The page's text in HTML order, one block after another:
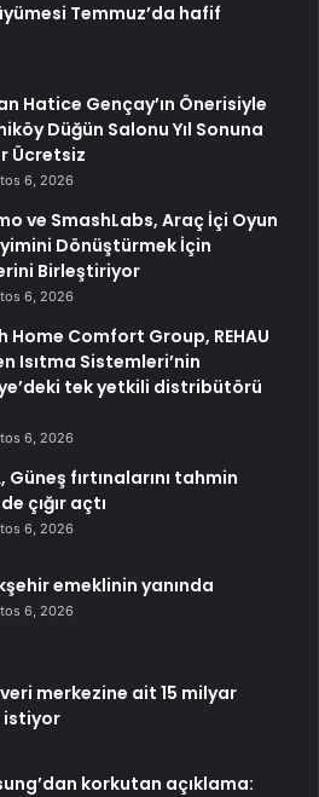
Temmuz’da hafif
Hatice Gençay’ın Önerisiyle
Düğün Salonu Yıl Sonuna
Ücretsiz
6, 2026
ve SmashLabs, Araç İçi Oyun
Dönüştürmek İçin
Birleştiriyor
6, 2026
Home Comfort Group, REHAU
Isıtma Sistemleri’nin
tek yetkili distribütörü
6, 2026
Güneş fırtınalarını tahmin
çığır açtı
6, 2026
emeklinin yanında
6, 2026
merkezine ait 15 milyar
istiyor
korkutan açıklama: